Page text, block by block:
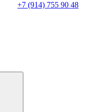
+7 (914) 755 90 48